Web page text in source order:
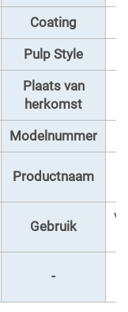
Coating
Pulp Style
Plaats van
herkomst
Modelnummer
Productnaam
Gebruik
-